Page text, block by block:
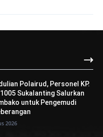
Polairud, Personel KP.
Sukalanting Salurkan
untuk Pengemudi
2026